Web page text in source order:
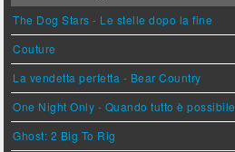
The Dog Stars - Le stelle dopo la fine
Couture
La vendetta perfetta - Bear Country
One Night Only - Quando tutto è possibile
Ghost: 2 Big To Rig